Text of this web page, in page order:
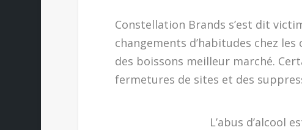
Constellation Brands s’est dit
changements d’habitudes chez
des boissons meilleur marché.
fermetures de sites et des
L’abus d’alcool